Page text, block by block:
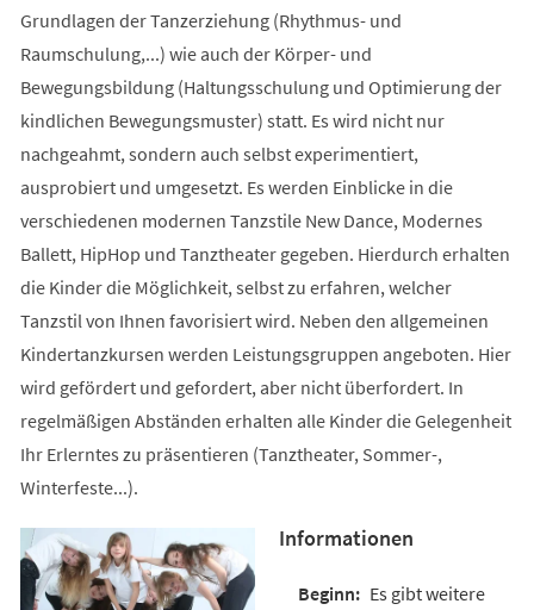
Grundlagen der Tanzerziehung (Rhythmus- und
Raumschulung,...) wie auch der Körper- und
Bewegungsbildung (Haltungsschulung und Optimierung der
kindlichen Bewegungsmuster) statt. Es wird nicht nur
nachgeahmt, sondern auch selbst experimentiert,
ausprobiert und umgesetzt. Es werden Einblicke in die
verschiedenen modernen Tanzstile New Dance, Modernes
Ballett, HipHop und Tanztheater gegeben. Hierdurch erhalten
die Kinder die Möglichkeit, selbst zu erfahren, welcher
Tanzstil von Ihnen favorisiert wird. Neben den allgemeinen
Kindertanzkursen werden Leistungsgruppen angeboten. Hier
wird gefördert und gefordert, aber nicht überfordert. In
regelmäßigen Abständen erhalten alle Kinder die Gelegenheit
Ihr Erlerntes zu präsentieren (Tanztheater, Sommer-,
Winterfeste...).
Informationen
Es gibt weitere